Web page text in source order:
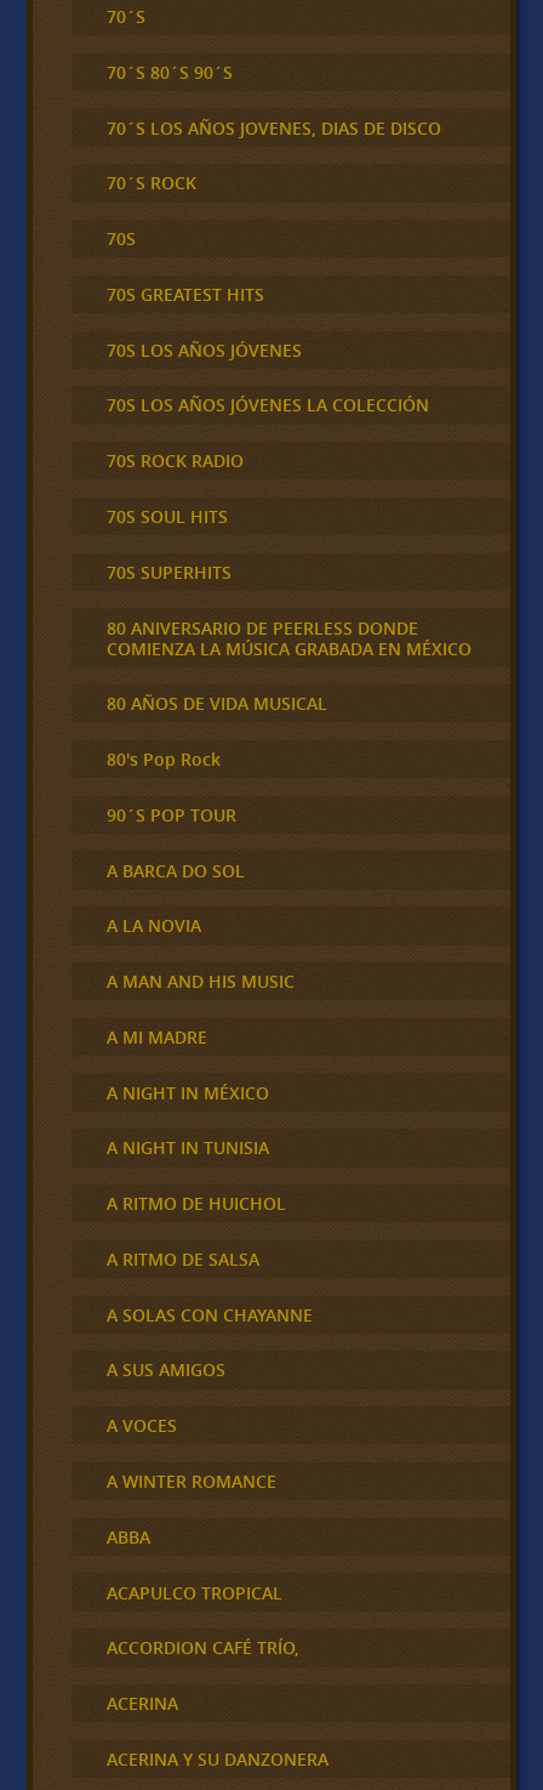
70´S
70´S 80´S 90´S
70´S LOS AÑOS JOVENES, DIAS DE DISCO
70´S ROCK
70S
70S GREATEST HITS
70S LOS AÑOS JÓVENES
70S LOS AÑOS JÓVENES LA COLECCIÓN
70S ROCK RADIO
70S SOUL HITS
70S SUPERHITS
80 ANIVERSARIO DE PEERLESS DONDE
COMIENZA LA MÚSICA GRABADA EN MÉXICO
80 AÑOS DE VIDA MUSICAL
80's Pop Rock
90´S POP TOUR
A BARCA DO SOL
A LA NOVIA
A MAN AND HIS MUSIC
A MI MADRE
A NIGHT IN MÉXICO
A NIGHT IN TUNISIA
A RITMO DE HUICHOL
A RITMO DE SALSA
A SOLAS CON CHAYANNE
A SUS AMIGOS
A VOCES
A WINTER ROMANCE
ABBA
ACAPULCO TROPICAL
ACCORDION CAFÉ TRÍO,
ACERINA
ACERINA Y SU DANZONERA